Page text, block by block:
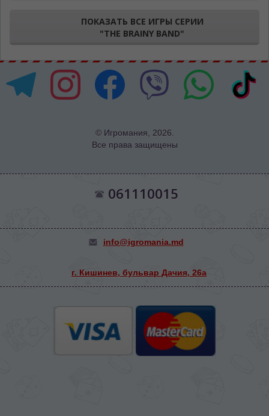
ПОКАЗАТЬ ВСЕ ИГРЫ СЕРИИ
"THE BRAINY BAND"
© Игромания, 2026.
Все права защищены
061110015
info@igromania.md
г. Кишинев, бульвар Дачия, 26а